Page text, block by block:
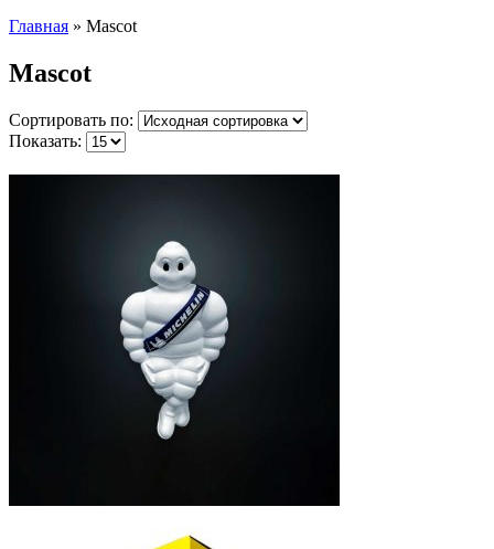
Главная » Mascot
Mascot
Сортировать по:
Показать: